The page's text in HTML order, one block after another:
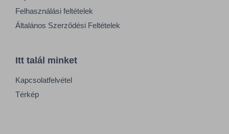
Felhasználási feltételek
Általános Szerződési Feltételek
Itt talál minket
Kapcsolatfelvétel
Térkép